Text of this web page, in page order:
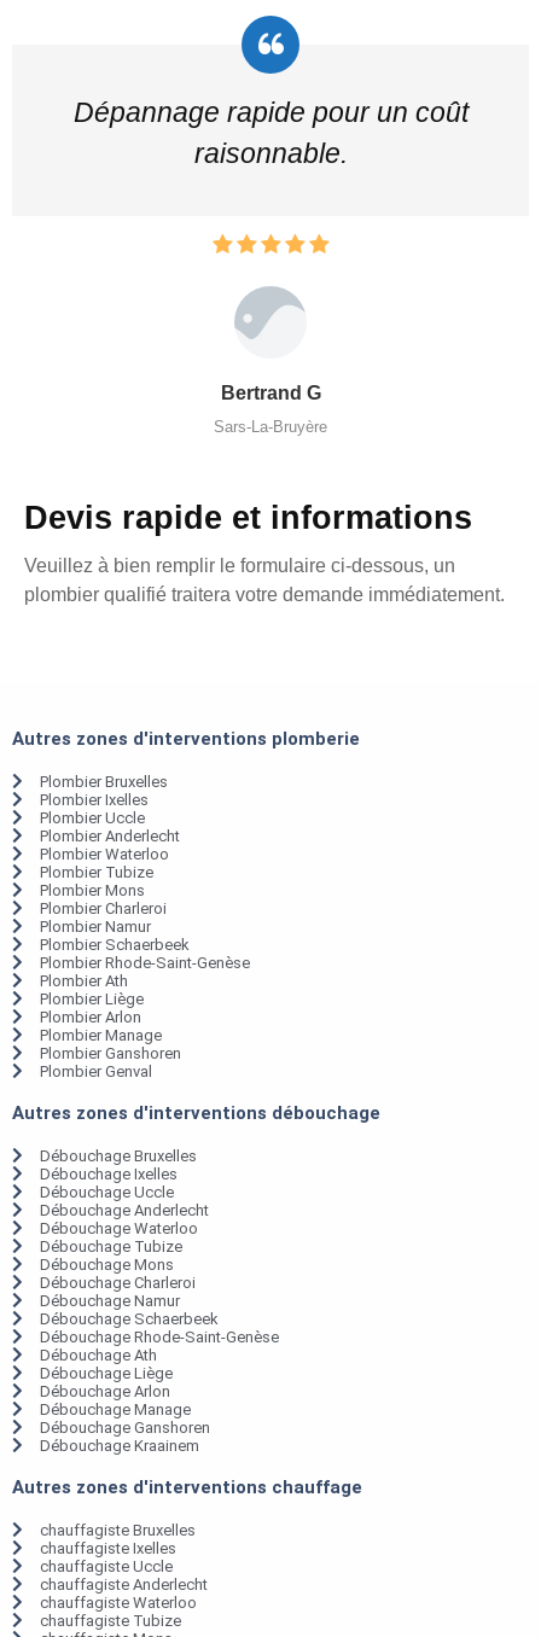
Dépannage rapide pour un coût
raisonnable.
Bertrand G
Sars-La-Bruyère
Devis rapide et informations
Veuillez à bien remplir le formulaire ci-dessous, un
plombier qualifié traitera votre demande immédiatement.
Autres zones d'interventions plomberie
Plombier Bruxelles
Plombier Ixelles
Plombier Uccle
Plombier Anderlecht
Plombier Waterloo
Plombier Tubize
Plombier Mons
Plombier Charleroi
Plombier Namur
Plombier Schaerbeek
Plombier Rhode-Saint-Genèse
Plombier Ath
Plombier Liège
Plombier Arlon
Plombier Manage
Plombier Ganshoren
Plombier Genval
Autres zones d'interventions débouchage
Débouchage Bruxelles
Débouchage Ixelles
Débouchage Uccle
Débouchage Anderlecht
Débouchage Waterloo
Débouchage Tubize
Débouchage Mons
Débouchage Charleroi
Débouchage Namur
Débouchage Schaerbeek
Débouchage Rhode-Saint-Genèse
Débouchage Ath
Débouchage Liège
Débouchage Arlon
Débouchage Manage
Débouchage Ganshoren
Débouchage Kraainem
Autres zones d'interventions chauffage
chauffagiste Bruxelles
chauffagiste Ixelles
chauffagiste Uccle
chauffagiste Anderlecht
chauffagiste Waterloo
chauffagiste Tubize